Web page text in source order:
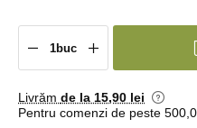
Livrăm de la 15,90 lei
Pentru comenzi de peste